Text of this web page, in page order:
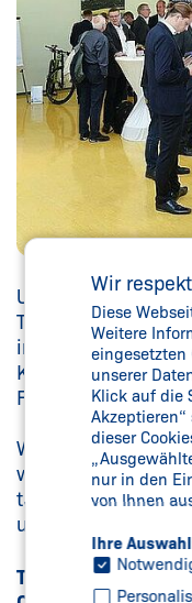
Unter dem Motto
Themen
im Maschinenbau
Köstlichkeiten, die
Food Festivals
Was Sie auf
warum es sich
teilzunehmen –
und Anton Ivanov
Termin: 12.
Wir
Diese
Weitere
eingesetzten
unserer
Klick auf die
dieser
nur in den
von Ihnen
Ihre